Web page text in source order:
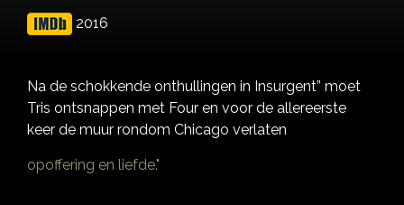
2016
Na de schokkende onthullingen in Insurgent” moet
Tris ontsnappen met Four en voor de allereerste
keer de muur rondom Chicago verlaten
opoffering en liefde."